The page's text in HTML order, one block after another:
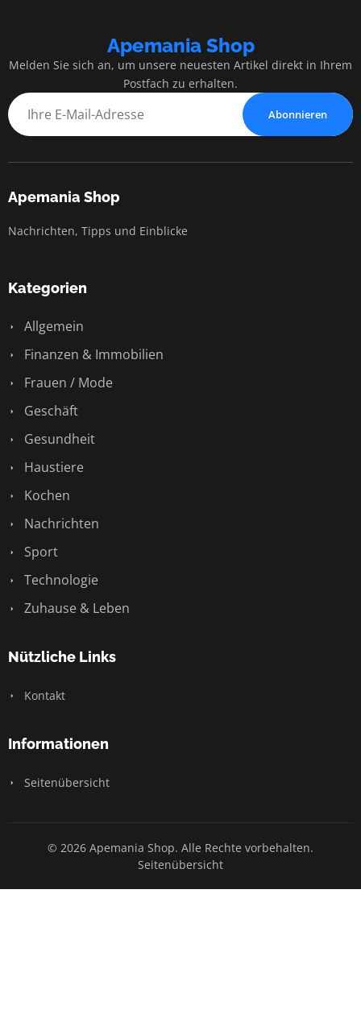
Apemania Shop
Melden Sie sich an, um unsere neuesten Artikel direkt in Ihrem
Postfach zu erhalten.
Abonnieren
Apemania Shop
Nachrichten, Tipps und Einblicke
Kategorien
Allgemein
Finanzen & Immobilien
Frauen / Mode
Geschäft
Gesundheit
Haustiere
Kochen
Nachrichten
Sport
Technologie
Zuhause & Leben
Nützliche Links
Kontakt
Informationen
Seitenübersicht
© 2026 Apemania Shop. Alle Rechte vorbehalten.
Seitenübersicht